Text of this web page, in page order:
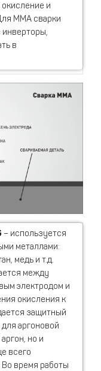
и
MMA сварки
в
– используется
металлами:
медь и т.д.
между
электродом и
окисления к
защитный
аргоновой
но и
всего
Во время работы